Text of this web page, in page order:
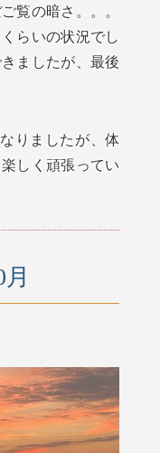
覧の暗さ。。。
らいの状況でし
ましたが、最後
りましたが、体
しく頑張ってい